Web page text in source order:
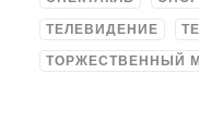
ТЕЛЕВИДЕНИЕ
ТОРЖЕСТВЕННЫЙ